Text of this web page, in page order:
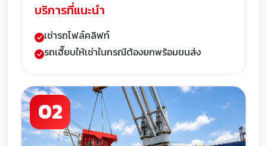
บริการที่แนะนำ
เช่ารถโฟล์คลิฟท์
รถเฮี๊ยบให้เช่าในกรณีต้องยกพร้อมขนส่ง
02